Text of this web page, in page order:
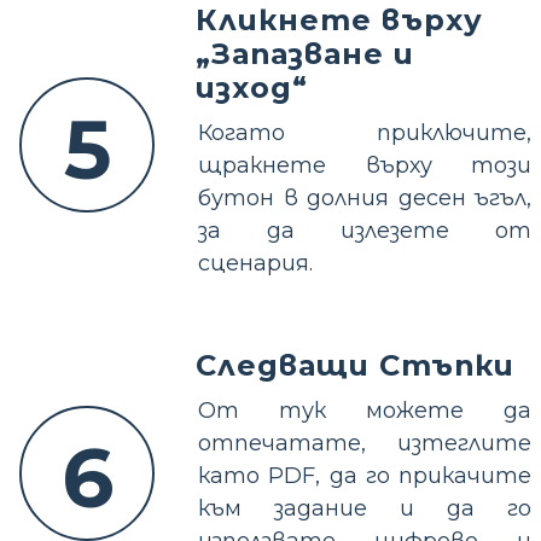
5
Кликнете върху
„Запазване и
изход“
Когато приключите,
щракнете върху този
бутон в долния десен ъгъл,
за да излезете от
сценария.
6
Следващи Стъпки
От тук можете да
отпечатате, изтеглите
като PDF, да го прикачите
към задание и да го